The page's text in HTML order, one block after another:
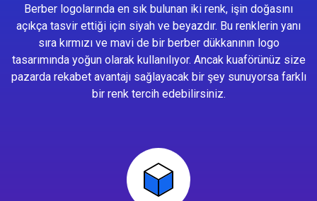
Berber logolarında en sık bulunan iki renk, işin doğasını
açıkça tasvir ettiği için siyah ve beyazdır. Bu renklerin yanı
sıra kırmızı ve mavi de bir berber dükkanının logo
tasarımında yoğun olarak kullanılıyor. Ancak kuaförünüz size
pazarda rekabet avantajı sağlayacak bir şey sunuyorsa farklı
bir renk tercih edebilirsiniz.